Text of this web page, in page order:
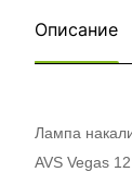
Описание
Лампа
AVS Vegas 12